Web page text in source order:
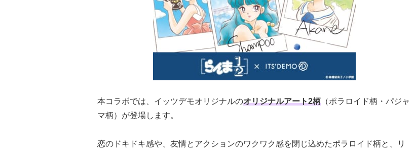
本コラボでは、イッツデモオリジナルのオリジナルアート2柄 （ポラロイド柄・パジャ
マ柄）が登場します。
恋のドキドキ感や、友情とアクションのワクワク感を閉じ込めたポラロイド柄と、リ